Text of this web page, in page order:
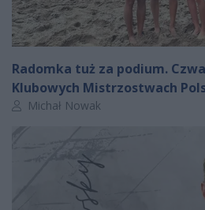
Radomka tuż za podium.
Klubowych Mistrzostwach
Autor artykułu:
Michał Nowak